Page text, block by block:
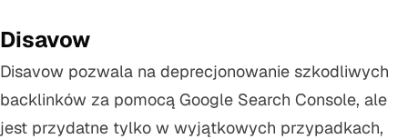
Disavow
Disavow pozwala na deprecjonowanie szkodliwych
backlinków za pomocą Google Search Console, ale
jest przydatne tylko w wyjątkowych przypadkach,